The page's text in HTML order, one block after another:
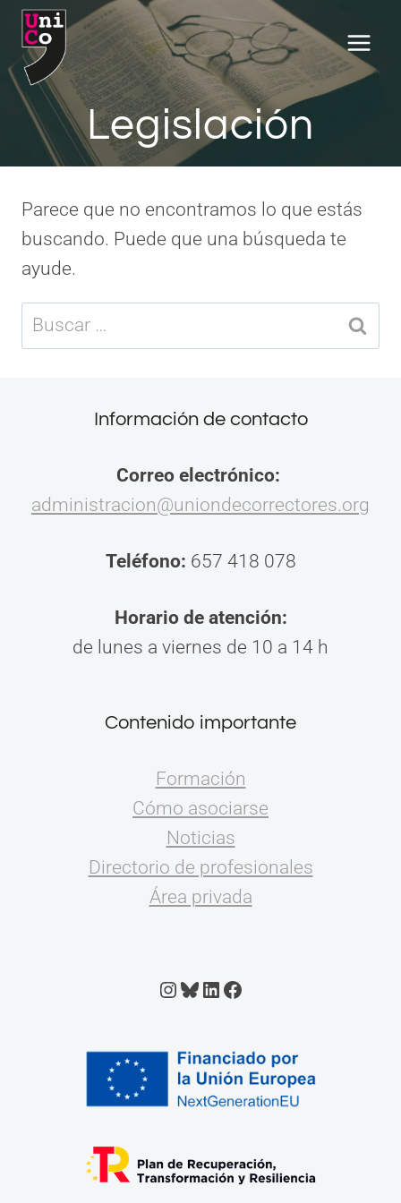
Saltar
contenido
Legislación
Parece que no encontramos lo que estás
buscando. Puede que una búsqueda te
ayude.
Buscar:
Información de contacto
Correo electrónico:
administracion@uniondecorrectores.org
Teléfono: 657 418 078
Horario de atención:
de lunes a viernes de 10 a 14 h
Contenido importante
Formación
Cómo asociarse
Noticias
Directorio de profesionales
Área privada
Instagram
Bluesky
LinkedIn
Facebook